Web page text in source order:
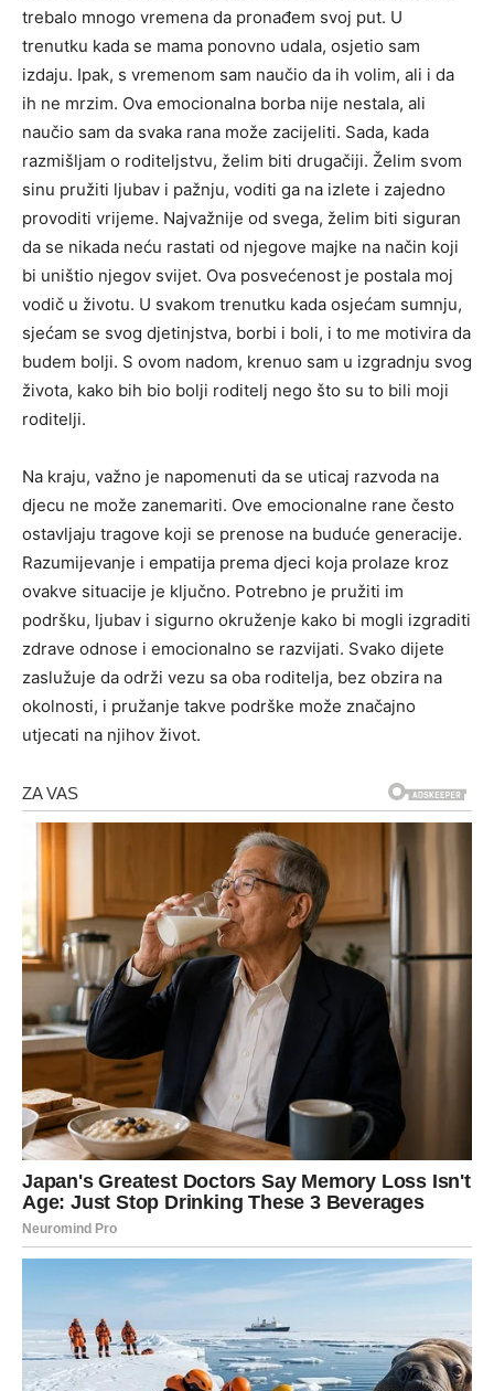
trebalo mnogo vremena da pronađem svoj put. U
trenutku kada se mama ponovno udala, osjetio sam
izdaju. Ipak, s vremenom sam naučio da ih volim, ali i da
ih ne mrzim. Ova emocionalna borba nije nestala, ali
naučio sam da svaka rana može zacijeliti. Sada, kada
razmišljam o roditeljstvu, želim biti drugačiji. Želim svom
sinu pružiti ljubav i pažnju, voditi ga na izlete i zajedno
provoditi vrijeme. Najvažnije od svega, želim biti siguran
da se nikada neću rastati od njegove majke na način koji
bi uništio njegov svijet. Ova posvećenost je postala moj
vodič u životu. U svakom trenutku kada osjećam sumnju,
sjećam se svog djetinjstva, borbi i boli, i to me motivira da
budem bolji. S ovom nadom, krenuo sam u izgradnju svog
života, kako bih bio bolji roditelj nego što su to bili moji
roditelji.
Na kraju, važno je napomenuti da se uticaj razvoda na
djecu ne može zanemariti. Ove emocionalne rane često
ostavljaju tragove koji se prenose na buduće generacije.
Razumijevanje i empatija prema djeci koja prolaze kroz
ovakve situacije je ključno. Potrebno je pružiti im
podršku, ljubav i sigurno okruženje kako bi mogli izgraditi
zdrave odnose i emocionalno se razvijati. Svako dijete
zaslužuje da održi vezu sa oba roditelja, bez obzira na
okolnosti, i pružanje takve podrške može značajno
utjecati na njihov život.